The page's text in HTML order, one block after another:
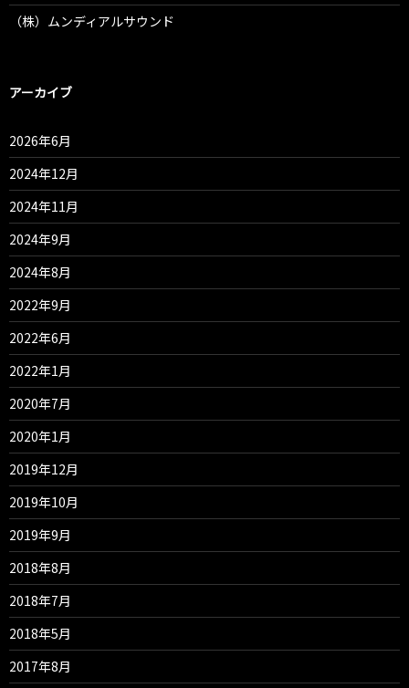
（株）ムンディアルサウンド
アーカイブ
2026年6月
2024年12月
2024年11月
2024年9月
2024年8月
2022年9月
2022年6月
2022年1月
2020年7月
2020年1月
2019年12月
2019年10月
2019年9月
2018年8月
2018年7月
2018年5月
2017年8月